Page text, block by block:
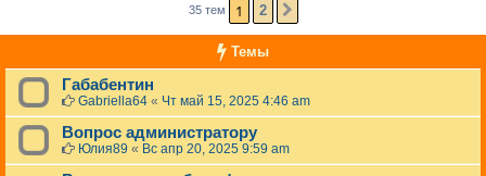
35 тем 1 2
Темы
Габабентин
Gabriella64 « Чт май 15, 2025 4:46 am
Вопрос администратору
Юлия89 « Вс апр 20, 2025 9:59 am